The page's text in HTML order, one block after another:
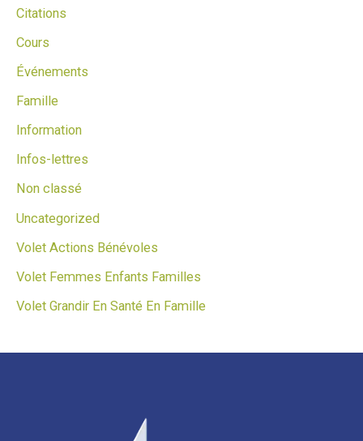
Citations
Cours
Événements
Famille
Information
Infos-lettres
Non classé
Uncategorized
Volet Actions Bénévoles
Volet Femmes Enfants Familles
Volet Grandir En Santé En Famille